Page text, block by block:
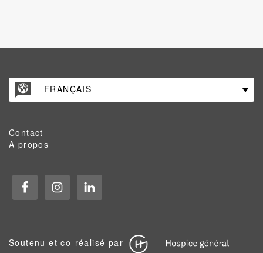
FRANÇAIS
Contact
A propos
Soutenu et co-réalisé par